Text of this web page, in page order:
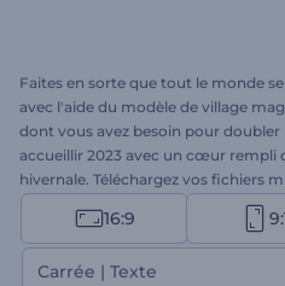
Faites en sorte que tout le monde
avec l'aide du modèle de village
dont vous avez besoin pour
accueillir 2023 avec un cœur rempli
hivernale. Téléchargez vos fichiers
attendez quelques minutes pour
professionnelle. Parfaitement
salutations vidéo, aux invitations à
bien d'autres choses encore.
16:9
Carrée | Texte